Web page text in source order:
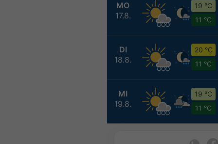
MO
17.8.
19 °C
11 °C
DI
18.8.
20 °C
11 °C
MI
19.8.
19 °C
11 °C